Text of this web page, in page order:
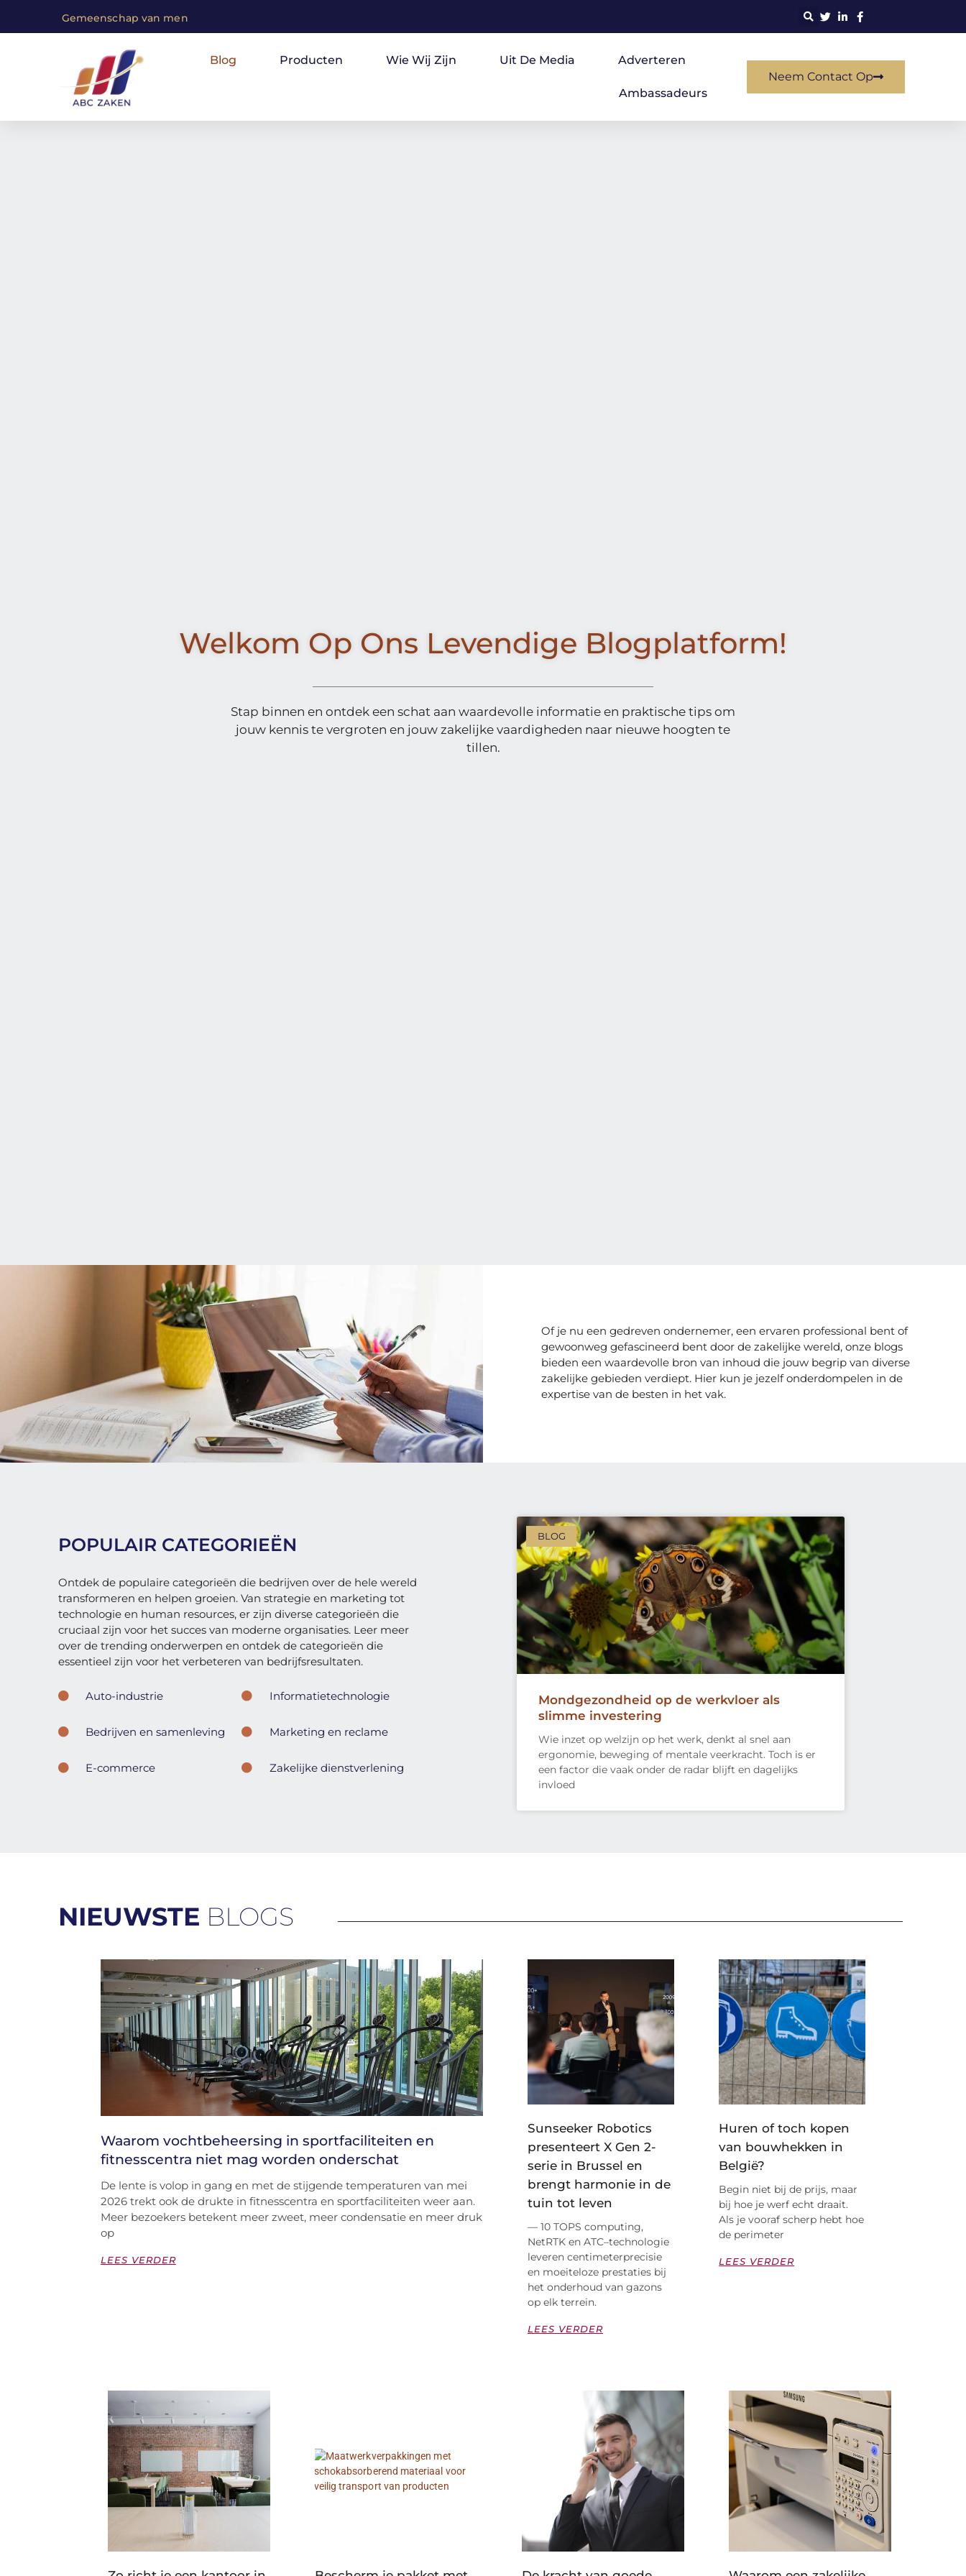
Gemeenschap van men
Blog Producten Wie Wij Zijn Uit De Media Adverteren
Ambassadeurs
Neem Contact Op
Welkom Op Ons Levendige Blogplatform!
Stap binnen en ontdek een schat aan waardevolle informatie en praktische tips om
jouw kennis te vergroten en jouw zakelijke vaardigheden naar nieuwe hoogten te
tillen.
Of je nu een gedreven ondernemer, een ervaren professional bent of
gewoonweg gefascineerd bent door de zakelijke wereld, onze blogs
bieden een waardevolle bron van inhoud die jouw begrip van diverse
zakelijke gebieden verdiept. Hier kun je jezelf onderdompelen in de
expertise van de besten in het vak.
POPULAIR CATEGORIEËN
Ontdek de populaire categorieën die bedrijven over de hele wereld
transformeren en helpen groeien. Van strategie en marketing tot
technologie en human resources, er zijn diverse categorieën die
cruciaal zijn voor het succes van moderne organisaties. Leer meer
over de trending onderwerpen en ontdek de categorieën die
essentieel zijn voor het verbeteren van bedrijfsresultaten.
Auto-industrie
Bedrijven en samenleving
E-commerce
Informatietechnologie
Marketing en reclame
Zakelijke dienstverlening
BLOG
Mondgezondheid op de werkvloer als
slimme investering
Wie inzet op welzijn op het werk, denkt al snel aan
ergonomie, beweging of mentale veerkracht. Toch is er
een factor die vaak onder de radar blijft en dagelijks
invloed
NIEUWSTE BLOGS
Waarom vochtbeheersing in sportfaciliteiten en
fitnesscentra niet mag worden onderschat
De lente is volop in gang en met de stijgende temperaturen van mei
2026 trekt ook de drukte in fitnesscentra en sportfaciliteiten weer aan.
Meer bezoekers betekent meer zweet, meer condensatie en meer druk
op
LEES VERDER
Sunseeker Robotics
presenteert X Gen 2-
serie in Brussel en
brengt harmonie in de
tuin tot leven
— 10 TOPS computing,
NetRTK en ATC–technologie
leveren centimeterprecisie
en moeiteloze prestaties bij
het onderhoud van gazons
op elk terrein.
LEES VERDER
Huren of toch kopen
van bouwhekken in
België?
Begin niet bij de prijs, maar
bij hoe je werf echt draait.
Als je vooraf scherp hebt hoe
de perimeter
LEES VERDER